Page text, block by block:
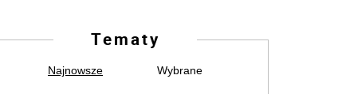
Tematy
Najnowsze Wybrane